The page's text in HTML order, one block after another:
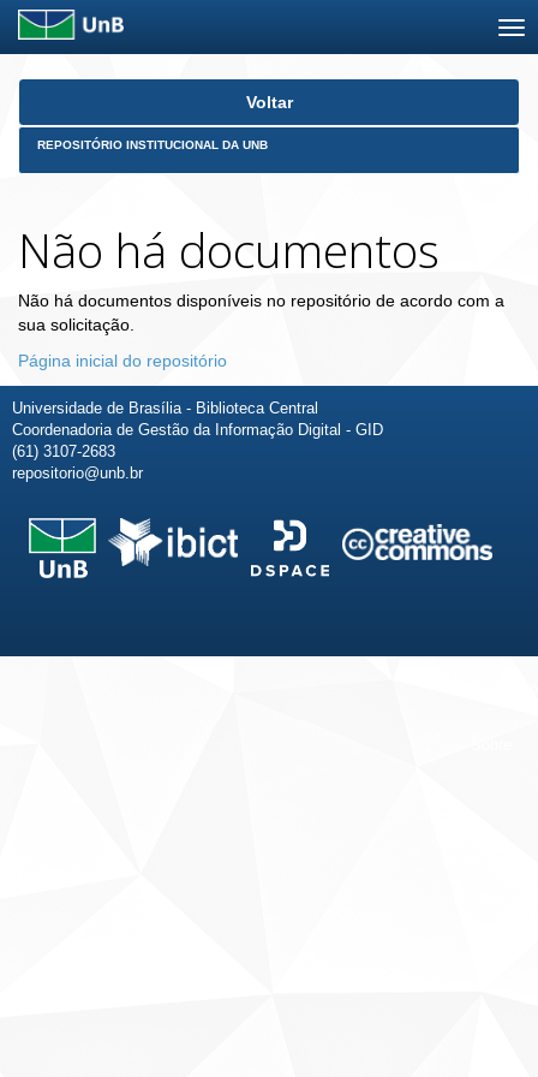
Skip
Voltar
REPOSITÓRIO INSTITUCIONAL DA UNB
Não há documentos
Não há documentos disponíveis no repositório de acordo com a
sua solicitação.
Página inicial do repositório
Universidade de Brasília - Biblioteca Central
Coordenadoria de Gestão da Informação Digital - GID
(61) 3107-2683
repositorio@unb.br